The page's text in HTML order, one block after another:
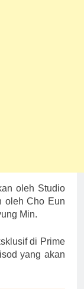
oleh Studio
oleh Cho Eun
Min.
di Prime
yang akan